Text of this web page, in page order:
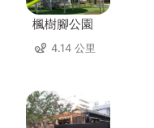
楓樹腳公園
4.14 公里